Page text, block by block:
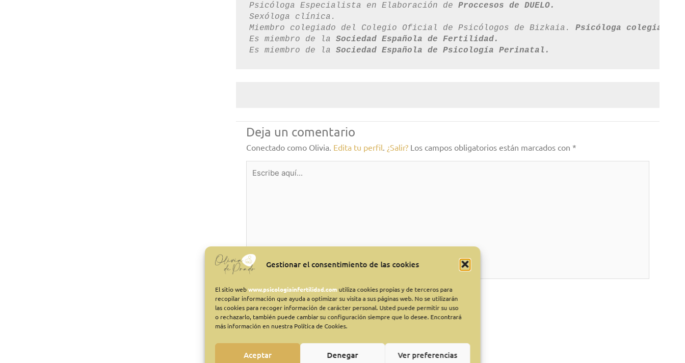
Gestionar el consentimiento de las cookies
El sitio webwww.psicologiainfertilidad.com utiliza cookies propias y de terceros para
recopilar información que ayuda a optimizar su visita a sus páginas web. No se utilizarán
las cookies para recoger información de carácter personal. Usted puede permitir su uso
o rechazarlo, también puede cambiar su configuración siempre que lo desee. Encontrará
más información en nuestra Política de Cookies.
Aceptar Denegar Ver preferencias
Psicóloga Especialista en Elaboración de Proccesos de DUELO.
Sexóloga clínica.
Miembro colegiado del Colegio Oficial de Psicólogos de Bizkaia. Psicóloga colegiada
Es miembro de la Sociedad Española de Fertilidad.
Es miembro de la Sociedad Española de Psicología Perinatal.
Deja un comentario
Conectado como Olivia. Edita tu perfil. ¿Salir? Los campos obligatorios están marcados con*
aquí…